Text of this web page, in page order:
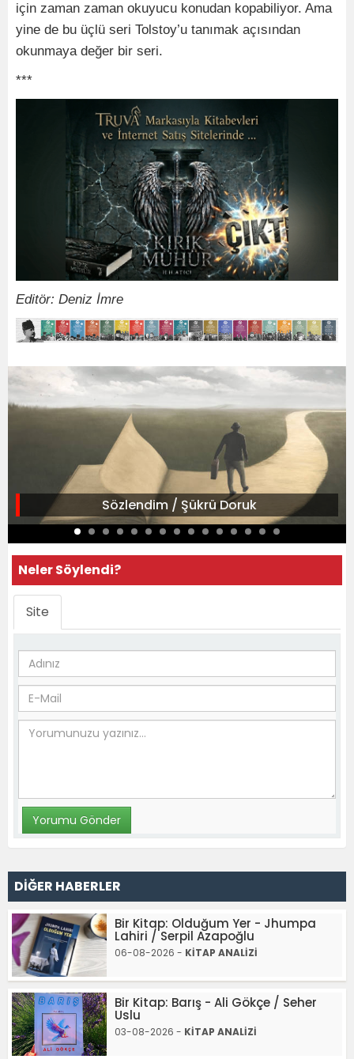
için zaman zaman okuyucu konudan kopabiliyor. Ama
yine de bu üçlü seri Tolstoy’u tanımak açısından
okunmaya değer bir seri.
***
Editör: Deniz İmre
Sözlendim / Şükrü Doruk
Neler Söylendi?
Site
DİĞER HABERLER
Bir Kitap: Olduğum Yer - Jhumpa
Lahiri / Serpil Azapoğlu
06-08-2026 - KİTAP ANALİZİ
Bir Kitap: Barış - Ali Gökçe / Seher
Uslu
03-08-2026 - KİTAP ANALİZİ